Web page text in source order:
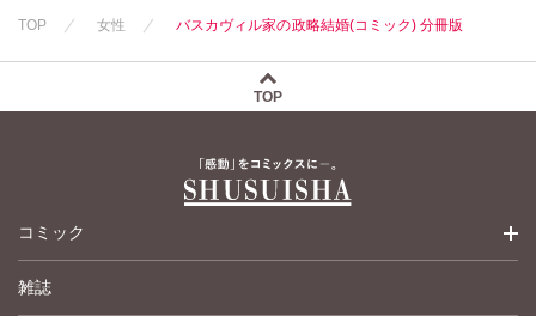
TOP 女性 バスカヴィル家の政略結婚(コミック) 分冊版
TOP
コミック
少女コミック
雑誌